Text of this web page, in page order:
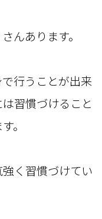
んあります。
行うことが出来
習慣づけること
。
く習慣づけてい